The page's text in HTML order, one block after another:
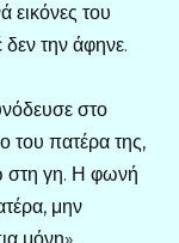
εικόνες του
την άφηνε.
στο
του πατέρα της,
στη γη. Η φωνή
μην